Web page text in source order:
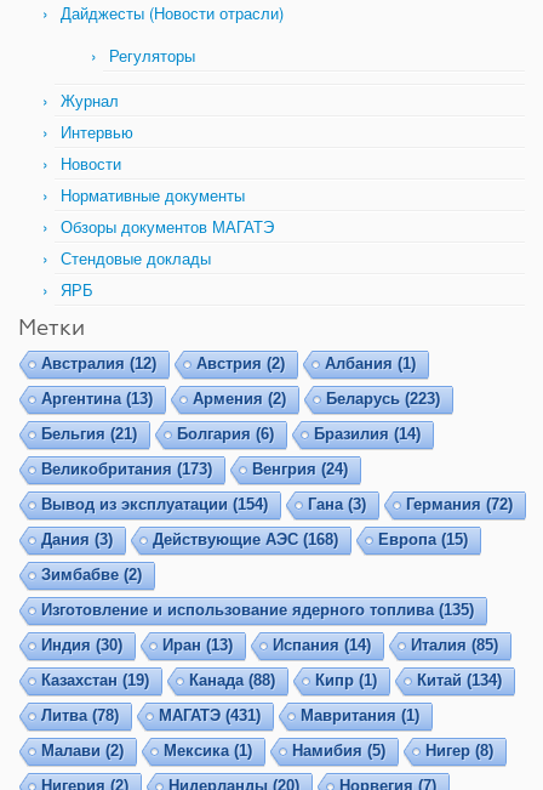
Дайджесты (Новости отрасли)
Регуляторы
Журнал
Интервью
Новости
Нормативные документы
Обзоры документов МАГАТЭ
Стендовые доклады
ЯРБ
Метки
Австралия (12) Австрия (2) Албания (1)
Аргентина(13) Армения (2) Беларусь (223)
Бельгия (21) Болгария (6) Бразилия (14)
Великобритания (173) Венгрия (24)
Вывод из эксплуатации (154) Гана(3) Германия (72)
Дания (3) Действующие АЭС(168) Европа(15)
Зимбабве (2)
Изготовление и использование ядерного топлива(135)
Индия (30) Иран (13) Испания (14) Италия (85)
Казахстан (19) Канада(88) Кипр (1) Китай (134)
Литва(78) МАГАТЭ(431) Мавритания (1)
Малави (2) Мексика(1) Намибия (5) Нигер (8)
Нигерия (2) Нидерланды (20) Норвегия (7)